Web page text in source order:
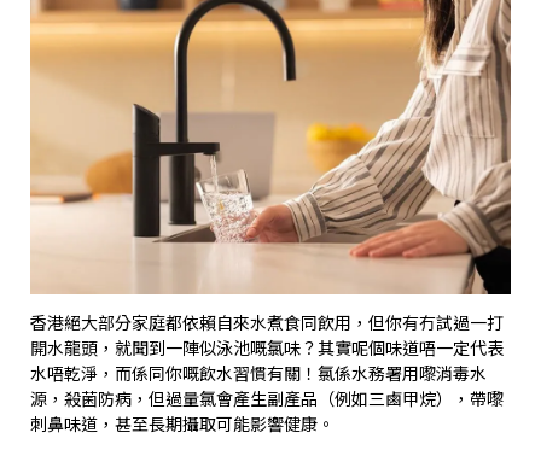
香港絕大部分家庭都依賴自來水煮食同飲用，但你有冇試過一打
開水龍頭，就聞到一陣似泳池嘅氯味？其實呢個味道唔一定代表
水唔乾淨，而係同你嘅飲水習慣有關！氯係水務署用嚟消毒水
源，殺菌防病，但過量氯會產生副產品（例如三鹵甲烷），帶嚟
刺鼻味道，甚至長期攝取可能影響健康。